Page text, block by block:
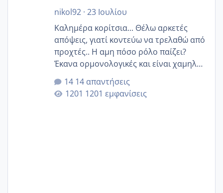
nikol92· 23 Ιουλίου
Καλημέρα κορίτσια... Θέλω αρκετές
απόψεις, γιατί κοντεύω να τρελαθώ από
προχτές.. Η αμη πόσο ρόλο παίζει?
Έκανα ορμονολογικές και είναι χαμηλή
για την ηλικία μου.. Είχα ήδη μια
εγκυμοσύνη, που έπρεπε να τερματιστεί
στην 27η εβδομάδα και προσπαθώ 7
14 απαντήσεις
1201 εμφανίσεις